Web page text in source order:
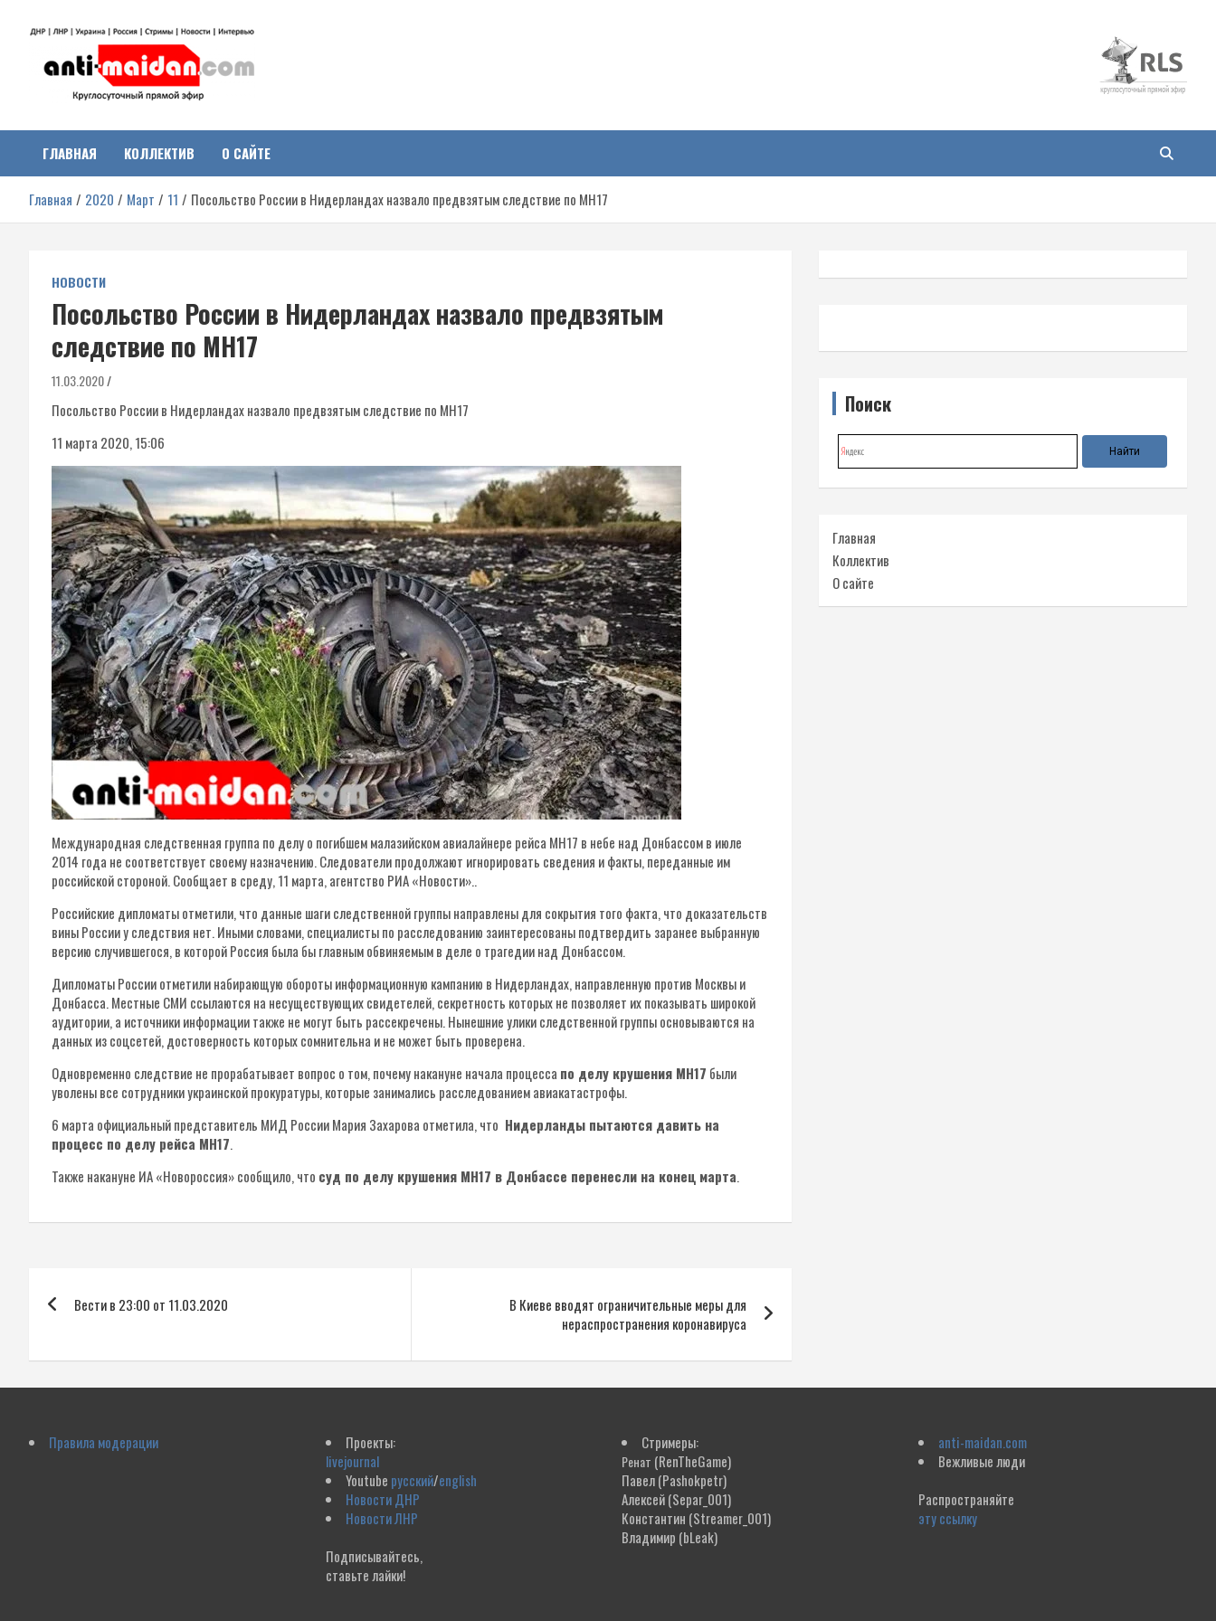
Антимайдан:
Гражданская война на
Украине
о гражданской войне на Украине, включая события в Новороссии,
ДНР, ЛНР и других регионах.
ГЛАВНАЯ КОЛЛЕКТИВ О САЙТЕ
Главная 2020 Март 11 Посольство России в Нидерландах назвало предвзятым следствие по МН17
НОВОСТИ
Посольство России в Нидерландах назвало предвзятым
следствие по МН17
11.03.2020
Посольство России в Нидерландах назвало предвзятым следствие по МН17
11 марта 2020, 15:06
Международная следственная группа по делу о погибшем малазийском авиалайнере рейса МН17 в небе над Донбассом в июле
2014 года не соответствует своему назначению. Следователи продолжают игнорировать сведения и факты, переданные им
российской стороной. Сообщает в среду, 11 марта, агентство РИА «Новости»..
Российские дипломаты отметили, что данные шаги следственной группы направлены для сокрытия того факта, что доказательств
вины России у следствия нет. Иными словами, специалисты по расследованию заинтересованы подтвердить заранее выбранную
версию случившегося, в которой Россия была бы главным обвиняемым в деле о трагедии над Донбассом.
Дипломаты России отметили набирающую обороты информационную кампанию в Нидерландах, направленную против Москвы и
Донбасса. Местные СМИ ссылаются на несуществующих свидетелей, секретность которых не позволяет их показывать широкой
аудитории, а источники информации также не могут быть рассекречены. Нынешние улики следственной группы основываются на
данных из соцсетей, достоверность которых сомнительна и не может быть проверена.
Одновременно следствие не прорабатывает вопрос о том, почему накануне начала процесса по делу крушения МН17 были
уволены все сотрудники украинской прокуратуры, которые занимались расследованием авиакатастрофы.
6 марта официальный представитель МИД России Мария Захарова отметила, что Нидерланды пытаются давить на
процесс по делу рейса МН17.
Также накануне ИА «Новороссия» сообщило, что суд по делу крушения МН17 в Донбассе перенесли на конец марта.
Навигация
по
записям
Вести в 23:00 от 11.03.2020
В Киеве вводят ограничительные меры для
нераспространения коронавируса
Поиск
Главная
Коллектив
О сайте
Правила модерации
Проекты:
livejournal
Youtube русский/english
Новости ДНР
Новости ЛНР
Подписывайтесь,
ставьте лайки!
Стримеры:
Ренат (RenTheGame)
Павел(Pashokpetr)
Алексей(Separ_001)
Константин (Streamer_001)
Владимир (bLeak)
anti-maidan.com
Вежливые люди
Распространяйте
эту ссылку